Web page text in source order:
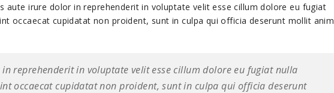
aute irure dolor in reprehenderit in voluptate velit esse cillum dolore eu fugiat
occaecat cupidatat non proident, sunt in culpa qui officia deserunt mollit anim
reprehenderit in voluptate velit esse cillum dolore eu fugiat nulla
occaecat cupidatat non proident, sunt in culpa qui officia deserunt